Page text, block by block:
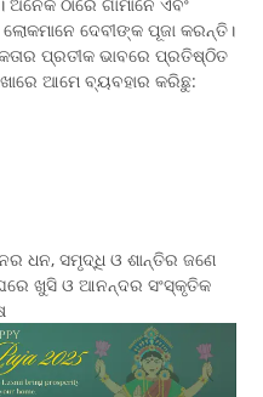
ଦେବୀଙ୍କ ପୂଜା କରନ୍ତି।
ପ୍ରତୀକ ଭାବରେ ପ୍ରତିଷ୍ଠିତ
ଆମେ ବ୍ୟବହାର କରିଛୁ:
ଧନ, ସମୃଦ୍ଧି ଓ ଶାନ୍ତିର ଜଣେ
ଖୁସି ଓ ଆନନ୍ଦର ସଂସ୍କୃତିକ